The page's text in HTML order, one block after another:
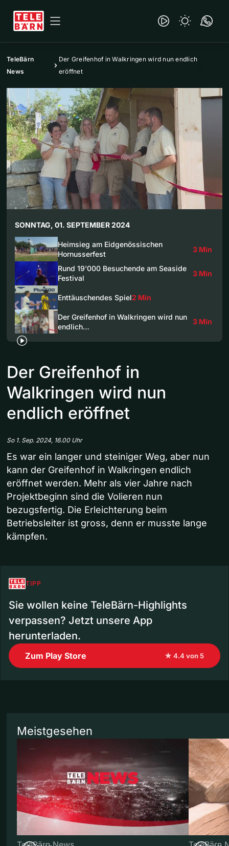
TeleBärn
News
Der Greifenhof in Walkringen wird nun endlich
eröffnet
SONNTAG, 01. SEPTEMBER 2024
Heimsieg am Eidgenössischen
Hornusserfest
3 Min
Rund 19'000 Besuchende am Seaside
Festival
3 Min
Enttäuschendes Spiel2 Min
Der Greifenhof in Walkringen wird nun
endlich…
3 Min
Der Greifenhof in
Walkringen wird nun
endlich eröffnet
So 1. Sep. 2024, 16.00 Uhr
Es war ein langer und steiniger Weg, aber nun
kann der Greifenhof in Walkringen endlich
eröffnet werden. Mehr als vier Jahre nach
Projektbeginn sind die Volieren nun
bezugsfertig. Die Erleichterung beim
Betriebsleiter ist gross, denn er musste lange
kämpfen.
TIPP
Sie wollen keine TeleBärn-Highlights
verpassen? Jetzt unsere App
herunterladen.
Zum Play Store ★ 4.4 von 5
Meistgesehen